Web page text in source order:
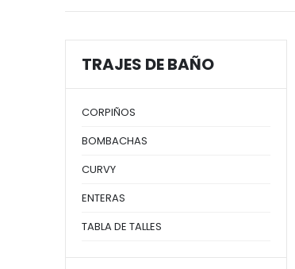
TRAJES DE BAÑO
CORPIÑOS
BOMBACHAS
CURVY
ENTERAS
TABLA DE TALLES